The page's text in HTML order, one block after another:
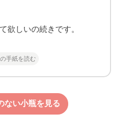
欲しいの続きです。
手紙を読む
ない小瓶を見る